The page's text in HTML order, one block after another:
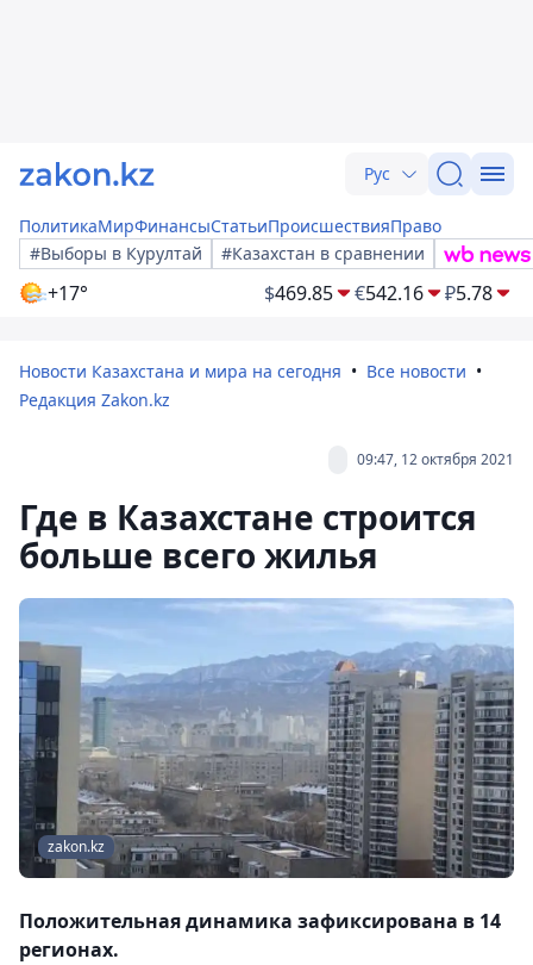
Рус
ПолитикаМирФинансыСтатьиПроисшествияПраво
#Выборы в Курултай
#Казахстан в сравнении
+17° $469.85 €542.16 ₽5.78
Новости Казахстана и мира на сегодня
Все новости
Редакция Zakon.kz
09:47, 12 октября 2021
Где в Казахстане строится
больше всего жилья
zakon.kz
Положительная динамика зафиксирована в 14
регионах.